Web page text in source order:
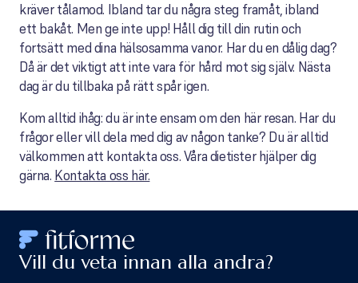
kräver tålamod. Ibland tar du några steg framåt, ibland
ett bakåt. Men ge inte upp! Håll dig till din rutin och
fortsätt med dina hälsosamma vanor. Har du en dålig dag?
Då är det viktigt att inte vara för hård mot sig själv. Nästa
dag är du tillbaka på rätt spår igen.
Kom alltid ihåg: du är inte ensam om den här resan. Har du
frågor eller vill dela med dig av någon tanke? Du är alltid
välkommen att kontakta oss. Våra dietister hjälper dig
gärna. Kontakta oss här.
Vill du veta innan alla andra?